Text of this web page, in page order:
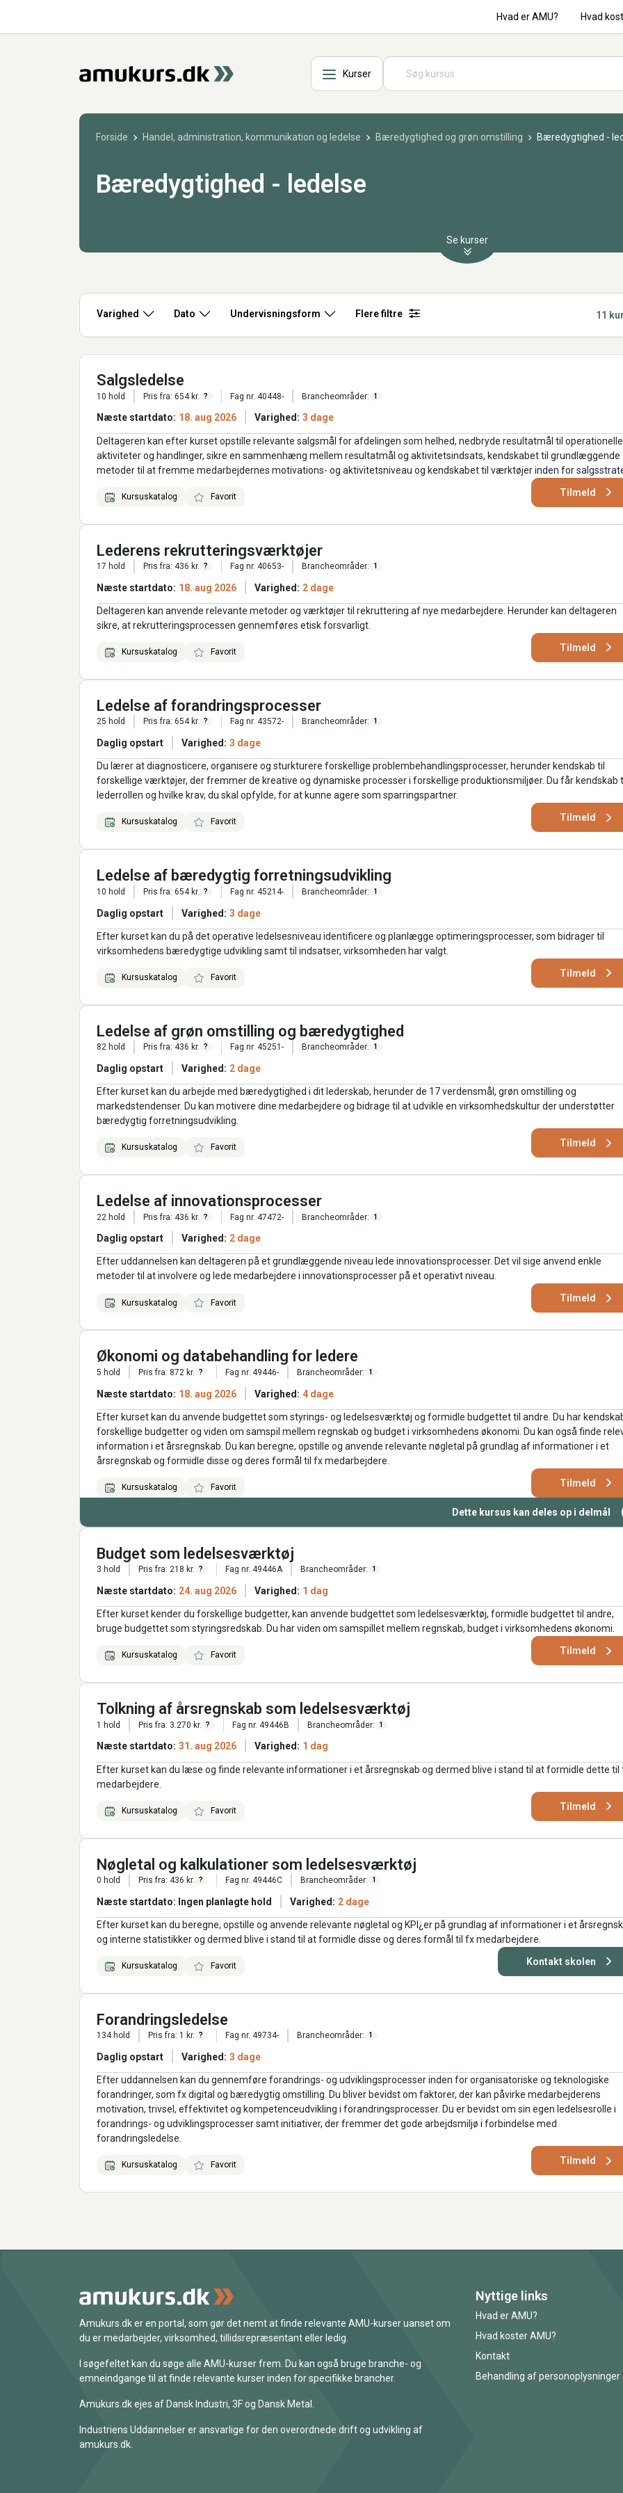
Hvad er AMU? Hvad
Kurser
Forside Handel, administration, kommunikation og ledelse Bæredygtighed og grøn omstilling Bæredygtighed -
Bæredygtighed - ledelse
Se kurser
Varighed Dato Undervisningsform Flere filtre 11
Salgsledelse
10 hold Pris fra: 654 kr. ? Fag nr. 40448- Brancheområder: 1
Næste startdato: 18. aug 2026 Varighed: 3 dage
Deltageren kan efter kurset opstille relevante salgsmål for afdelingen som helhed, nedbryde resultatmål til operationelle
aktiviteter og handlinger, sikre en sammenhæng mellem resultatmål og aktivitetsindsats, kendskabet til grundlæggende
metoder til at fremme medarbejdernes motivations- og aktivitetsniveau og kendskabet til værktøjer inden for
Kursuskatalog Favorit Tilmeld
Lederens rekrutteringsværktøjer
17 hold Pris fra: 436 kr. ? Fag nr. 40653- Brancheområder: 1
Næste startdato: 18. aug 2026 Varighed: 2 dage
Deltageren kan anvende relevante metoder og værktøjer til rekruttering af nye medarbejdere. Herunder kan deltageren
sikre, at rekrutteringsprocessen gennemføres etisk forsvarligt.
Kursuskatalog Favorit Tilmeld
Ledelse af forandringsprocesser
25 hold Pris fra: 654 kr. ? Fag nr. 43572- Brancheområder: 1
Daglig opstart Varighed: 3 dage
Du lærer at diagnosticere, organisere og sturkturere forskellige problembehandlingsprocesser, herunder kendskab til
forskellige værktøjer, der fremmer de kreative og dynamiske processer i forskellige produktionsmiljøer. Du får kendskab
lederrollen og hvilke krav, du skal opfylde, for at kunne agere som sparringspartner.
Kursuskatalog Favorit Tilmeld
Ledelse af bæredygtig forretningsudvikling
10 hold Pris fra: 654 kr. ? Fag nr. 45214- Brancheområder: 1
Daglig opstart Varighed: 3 dage
Efter kurset kan du på det operative ledelsesniveau identificere og planlægge optimeringsprocesser, som bidrager til
virksomhedens bæredygtige udvikling samt til indsatser, virksomheden har valgt.
Kursuskatalog Favorit Tilmeld
Ledelse af grøn omstilling og bæredygtighed
82 hold Pris fra: 436 kr. ? Fag nr. 45251- Brancheområder: 1
Daglig opstart Varighed: 2 dage
Efter kurset kan du arbejde med bæredygtighed i dit lederskab, herunder de 17 verdensmål, grøn omstilling og
markedstendenser. Du kan motivere dine medarbejdere og bidrage til at udvikle en virksomhedskultur der understøtter
bæredygtig forretningsudvikling.
Kursuskatalog Favorit Tilmeld
Ledelse af innovationsprocesser
22 hold Pris fra: 436 kr. ? Fag nr. 47472- Brancheområder: 1
Daglig opstart Varighed: 2 dage
Efter uddannelsen kan deltageren på et grundlæggende niveau lede innovationsprocesser. Det vil sige anvend enkle
metoder til at involvere og lede medarbejdere i innovationsprocesser på et operativt niveau.
Kursuskatalog Favorit Tilmeld
Økonomi og databehandling for ledere
5 hold Pris fra: 872 kr. ? Fag nr. 49446- Brancheområder: 1
Næste startdato: 18. aug 2026 Varighed: 4 dage
Efter kurset kan du anvende budgettet som styrings- og ledelsesværktøj og formidle budgettet til andre. Du har
forskellige budgetter og viden om samspil mellem regnskab og budget i virksomhedens økonomi. Du kan også finde
information i et årsregnskab. Du kan beregne, opstille og anvende relevante nøgletal på grundlag af informationer i et
årsregnskab og formidle disse og deres formål til fx medarbejdere.
Kursuskatalog Favorit Tilmeld
Dette kursus kan deles op i delmål
Budget som ledelsesværktøj
3 hold Pris fra: 218 kr. ? Fag nr. 49446A Brancheområder: 1
Næste startdato: 24. aug 2026 Varighed: 1 dag
Efter kurset kender du forskellige budgetter, kan anvende budgettet som ledelsesværktøj, formidle budgettet til andre,
bruge budgettet som styringsredskab. Du har viden om samspillet mellem regnskab, budget i virksomhedens økonomi.
Kursuskatalog Favorit Tilmeld
Tolkning af årsregnskab som ledelsesværktøj
1 hold Pris fra: 3.270 kr. ? Fag nr. 49446B Brancheområder: 1
Næste startdato: 31. aug 2026 Varighed: 1 dag
Efter kurset kan du læse og finde relevante informationer i et årsregnskab og dermed blive i stand til at formidle dette til
medarbejdere.
Kursuskatalog Favorit Tilmeld
Nøgletal og kalkulationer som ledelsesværktøj
0 hold Pris fra: 436 kr. ? Fag nr. 49446C Brancheområder: 1
Næste startdato: Ingen planlagte hold Varighed: 2 dage
Efter kurset kan du beregne, opstille og anvende relevante nøgletal og KPI¿er på grundlag af informationer i et
og interne statistikker og dermed blive i stand til at formidle disse og deres formål til fx medarbejdere.
Kursuskatalog Favorit Kontakt skolen
Forandringsledelse
134 hold Pris fra: 1 kr. ? Fag nr. 49734- Brancheområder: 1
Daglig opstart Varighed: 3 dage
Efter uddannelsen kan du gennemføre forandrings- og udviklingsprocesser inden for organisatoriske og teknologiske
forandringer, som fx digital og bæredygtig omstilling. Du bliver bevidst om faktorer, der kan påvirke medarbejderens
motivation, trivsel, effektivitet og kompetenceudvikling i forandringsprocesser. Du er bevidst om sin egen ledelsesrolle i
forandrings- og udviklingsprocesser samt initiativer, der fremmer det gode arbejdsmiljø i forbindelse med
forandringsledelse.
Kursuskatalog Favorit Tilmeld
Amukurs.dk er en portal, som gør det nemt at finde relevante AMU-kurser uanset om
du er medarbejder, virksomhed, tillidsrepræsentant eller ledig.
I søgefeltet kan du søge alle AMU-kurser frem. Du kan også bruge branche- og
emneindgange til at finde relevante kurser inden for specifikke brancher.
Amukurs.dk ejes af Dansk Industri, 3F og Dansk Metal.
Industriens Uddannelser er ansvarlige for den overordnede drift og udvikling af
amukurs.dk.
Nyttige links
Hvad er AMU?
Hvad koster AMU?
Kontakt
Behandling af personoplysninger